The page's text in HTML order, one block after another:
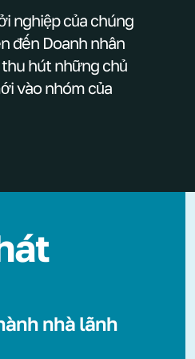
nghiệp của chúng
đến Doanh nhân
hút những chủ
vào nhóm của
nhà lãnh